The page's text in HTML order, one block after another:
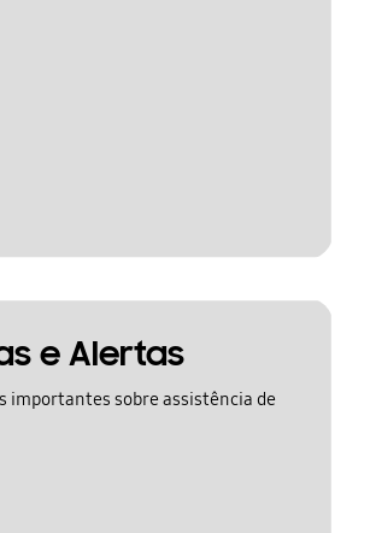
e Alertas
importantes sobre assistência de